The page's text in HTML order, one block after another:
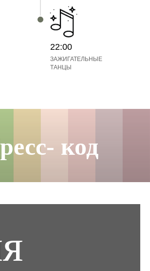
22:00
ЗАЖИГАТЕЛЬНЫЕ
ТАНЦЫ
код